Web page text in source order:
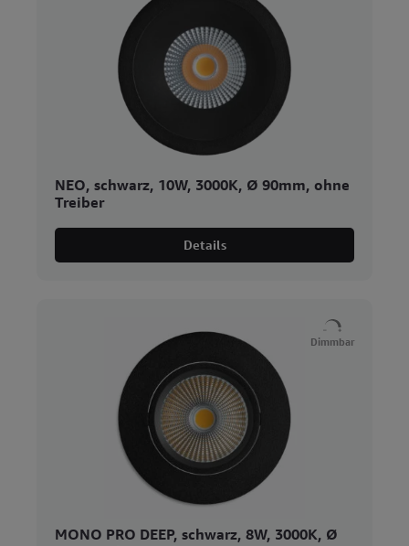
NEO, schwarz, 10W, 3000K, Ø 90mm, ohne
Treiber
Details
Dimmbar
MONO PRO DEEP, schwarz, 8W, 3000K, Ø